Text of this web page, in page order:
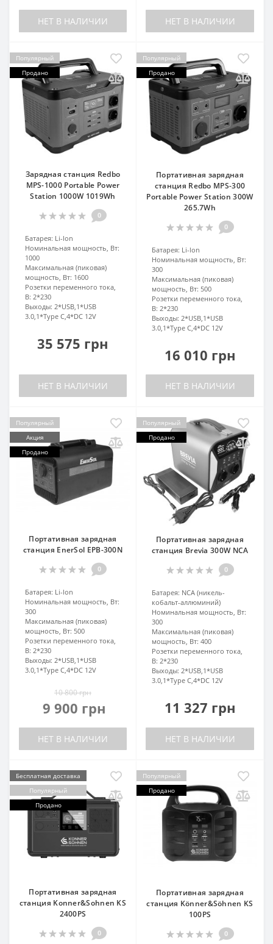
НЕТ В НАЛИЧИИ НЕТ В НАЛИЧИИ
Популярный
Продано
Зарядная станция Redbo
MPS-1000 Portable Power
Station 1000W 1019Wh
0
Батарея: Li-lon
Номинальная мощность, Вт:
1000
Максимальная (пиковая)
мощность, Вт: 1600
Розетки переменного тока,
В: 2*230
Выходы: 2*USB,1*USB
3.0,1*Type C,4*DC 12V
35 575 грн
НЕТ В НАЛИЧИИ
Популярный
Продано
Портативная зарядная
станция Redbo MPS-300
Portable Power Station 300W
265.7Wh
0
Батарея: Li-lon
Номинальная мощность, Вт:
300
Максимальная (пиковая)
мощность, Вт: 500
Розетки переменного тока,
В: 2*230
Выходы: 2*USB,1*USB
3.0,1*Type C,4*DC 12V
16 010 грн
НЕТ В НАЛИЧИИ
Популярный
Акция
Продано
Портативная зарядная
станция EnerSol EPB-300N
0
Батарея: Li-lon
Номинальная мощность, Вт:
300
Максимальная (пиковая)
мощность, Вт: 500
Розетки переменного тока,
В: 2*230
Выходы: 2*USB,1*USB
3.0,1*Type C,4*DC 12V
10 800 грн
9 900 грн
НЕТ В НАЛИЧИИ
Популярный
Продано
Портативная зарядная
станция Brevia 300W NCA
0
Батарея: NCA (никель-
кобальт-аллюминий)
Номинальная мощность, Вт:
300
Максимальная (пиковая)
мощность, Вт: 400
Розетки переменного тока,
В: 2*230
Выходы: 2*USB,1*USB
3.0,1*Type C,4*DC 12V
11 327 грн
НЕТ В НАЛИЧИИ
Бесплатная доставка
Популярный
Продано
Портативная зарядная
станция Konner&Sohnen KS
2400PS
0
Популярный
Продано
Портативная зарядная
станция Könner&Söhnen KS
100PS
0